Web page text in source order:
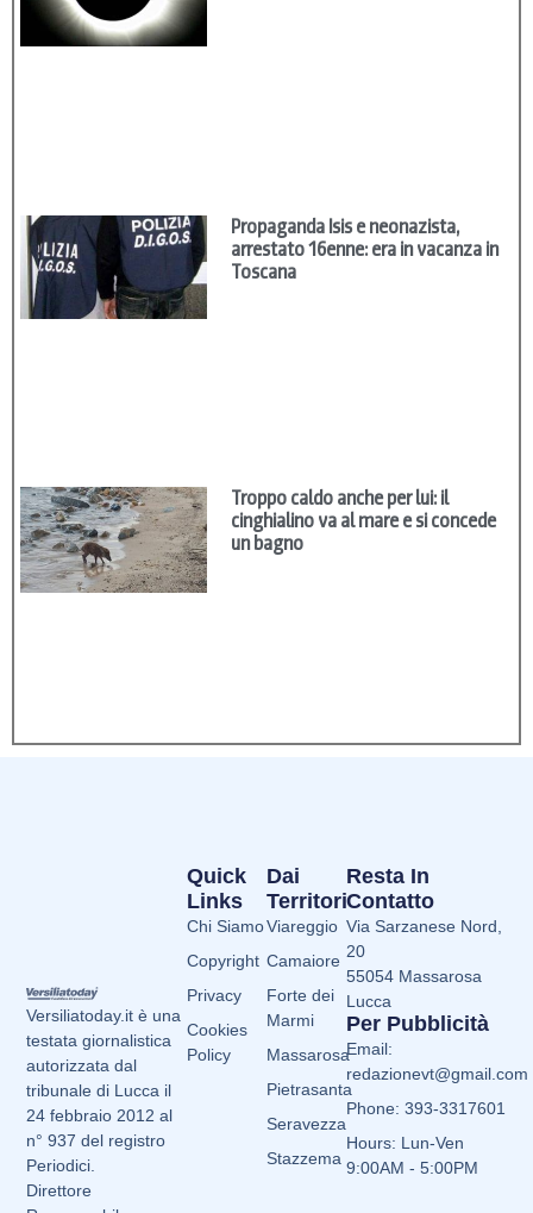
Propaganda Isis e neonazista,
arrestato 16enne: era in vacanza in
Toscana
Troppo caldo anche per lui: il
cinghialino va al mare e si concede
un bagno
Versiliatoday.it è una
testata giornalistica
autorizzata dal
tribunale di Lucca il
24 febbraio 2012 al
n° 937 del registro
Periodici.
Direttore
Dai
Territori
Viareggio
Camaiore
Forte dei
Marmi
Massarosa
Pietrasanta
Seravezza
Stazzema
Quick
Links
Chi Siamo
Copyright
Privacy
Cookies
Policy
Resta In
Contatto
Via Sarzanese Nord,
20
55054 Massarosa
Lucca
Per Pubblicità
Email:
redazionevt@gmail.com
Phone: 393-3317601
Hours: Lun-Ven
9:00AM - 5:00PM